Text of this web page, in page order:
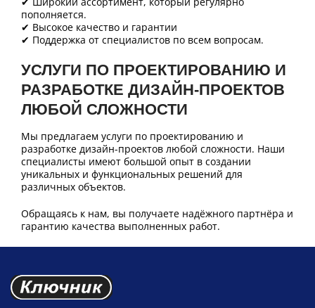
пополняется.
✔ Высокое качество и гарантии
✔ Поддержка от специалистов по всем вопросам.
УСЛУГИ ПО ПРОЕКТИРОВАНИЮ И
РАЗРАБОТКЕ ДИЗАЙН-ПРОЕКТОВ
ЛЮБОЙ СЛОЖНОСТИ
Мы предлагаем услуги по проектированию и
разработке дизайн-проектов любой сложности. Наши
специалисты имеют большой опыт в создании
уникальных и функциональных решений для
различных объектов.
Обращаясь к нам, вы получаете надёжного партнёра и
гарантию качества выполненных работ.